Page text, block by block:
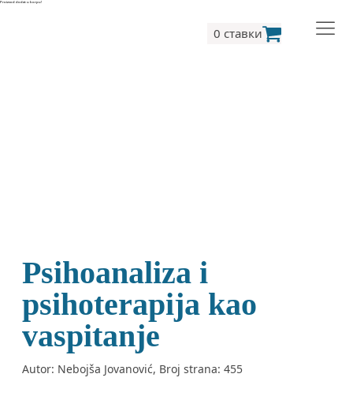
Proizvod dodat u korpu!
Psihoanaliza i
psihoterapija kao
vaspitanje
Autor: Nebojša Jovanović, Broj strana: 455
0 ставки